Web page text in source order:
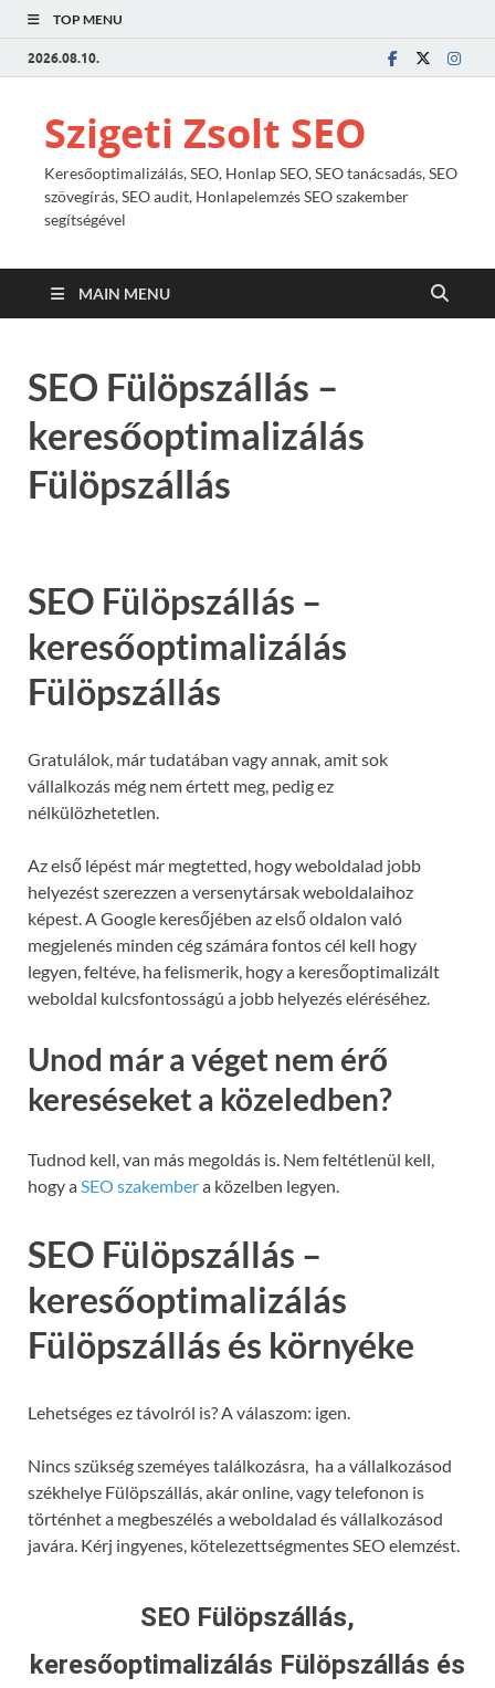
TOP MENU
2026.08.10.
Szigeti Zsolt SEO
Keresőoptimalizálás, SEO, Honlap SEO, SEO tanácsadás, SEO
szövegírás, SEO audit, Honlapelemzés SEO szakember
segítségével
MAIN MENU
SEO Fülöpszállás –
keresőoptimalizálás
Fülöpszállás
SEO Fülöpszállás –
keresőoptimalizálás
Fülöpszállás
Gratulálok, már tudatában vagy annak, amit sok
vállalkozás még nem értett meg, pedig ez
nélkülözhetetlen.
Az első lépést már megtetted, hogy weboldalad jobb
helyezést szerezzen a versenytársak weboldalaihoz
képest. A Google keresőjében az első oldalon való
megjelenés minden cég számára fontos cél kell hogy
legyen, feltéve, ha felismerik, hogy a keresőoptimalizált
weboldal kulcsfontosságú a jobb helyezés eléréséhez.
Unod már a véget nem érő
kereséseket a közeledben?
Tudnod kell, van más megoldás is. Nem feltétlenül kell,
hogy aSEO szakembera közelben legyen.
SEO Fülöpszállás –
keresőoptimalizálás
Fülöpszállás és környéke
Lehetséges ez távolról is? A válaszom: igen.
Nincs szükség szeméyes találkozásra, ha a vállalkozásod
székhelye Fülöpszállás, akár online, vagy telefonon is
történhet a megbeszélés a weboldalad és vállalkozásod
javára. Kérj ingyenes, kötelezettségmentes SEO elemzést.
SEO Fülöpszállás,
keresőoptimalizálás Fülöpszállás és